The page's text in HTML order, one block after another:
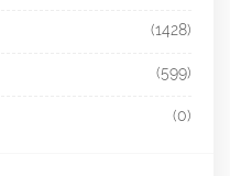
(1428)
(599)
(0)